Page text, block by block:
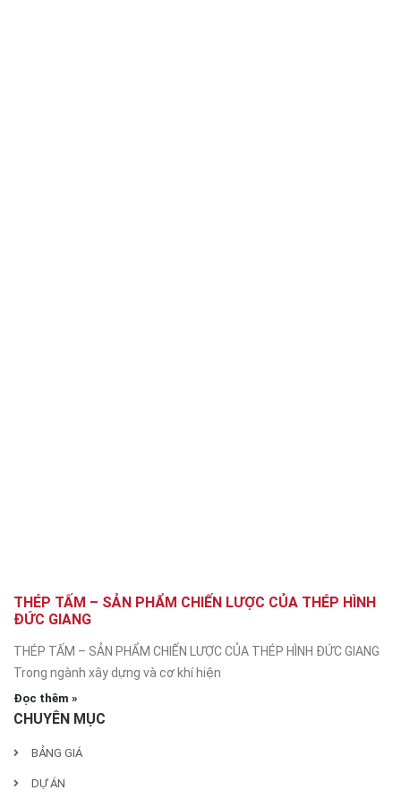
THÉP TẤM – SẢN PHẨM CHIẾN LƯỢC CỦA THÉP HÌNH
ĐỨC GIANG
THÉP TẤM – SẢN PHẨM CHIẾN LƯỢC CỦA THÉP HÌNH ĐỨC GIANG
Trong ngành xây dựng và cơ khí hiện
Đọc thêm »
CHUYÊN MỤC
BẢNG GIÁ
DỰ ÁN